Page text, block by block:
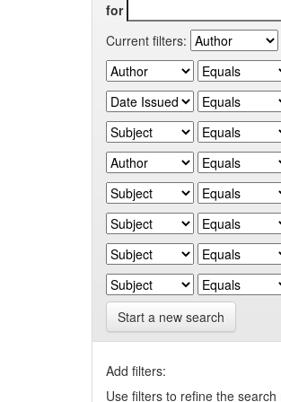
for
Current filters:
Start a new search
Add filters:
Use filters to refine the search